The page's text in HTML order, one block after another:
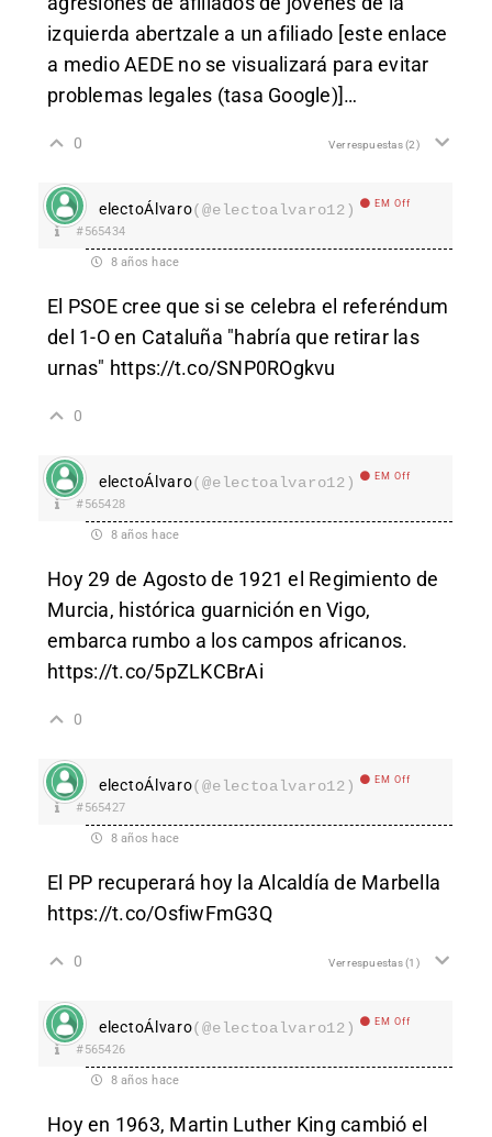
izquierda abertzale a un afiliado [este enlace
a medio AEDE no se visualizará para evitar
problemas legales (tasa Google)]…
0 Ver respuestas(2)
electoÁlvaro(@electoalvaro12) EM Off
#565434
8 años hace
El PSOE cree que si se celebra el referéndum
del 1-O en Cataluña "habría que retirar las
urnas" https://t.co/SNP0ROgkvu
0
electoÁlvaro(@electoalvaro12) EM Off
#565428
8 años hace
Hoy 29 de Agosto de 1921 el Regimiento de
Murcia, histórica guarnición en Vigo,
embarca rumbo a los campos africanos.
https://t.co/5pZLKCBrAi
0
electoÁlvaro(@electoalvaro12) EM Off
#565427
8 años hace
El PP recuperará hoy la Alcaldía de Marbella
https://t.co/OsfiwFmG3Q
0 Ver respuestas(1)
electoÁlvaro(@electoalvaro12) EM Off
#565426
8 años hace
Hoy en 1963, Martin Luther King cambió el